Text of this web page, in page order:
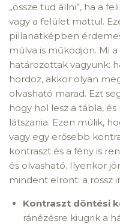
„össze tud állni”, ha a
vagy a felület mattul.
pillanatképben
múlva is működjön. Mi
határozottak vagyunk:
hordoz, akkor olyan
olvasható marad. Ezt
hogy hol lesz a tábla,
látszania. Ezen múlik,
vagy egy erősebb
kontraszt és a fény is
és olvasható. Ilyenkor
mindent elront: a rossz
Kontraszt döntési
ránézésre kiugrik a